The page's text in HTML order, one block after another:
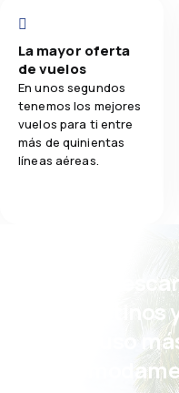
La mayor oferta
de vuelos
En unos segundos
tenemos los mejores
vuelos para ti entre
más de quinientas
líneas aéreas.
¡Eh!
eDestinos
incluso